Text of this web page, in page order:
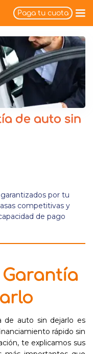
Paga tu cuota
de auto sin
por tu
competitivas y
de pago
Garantía
de auto sin dejarlo es
rápido sin
te explicamos sus